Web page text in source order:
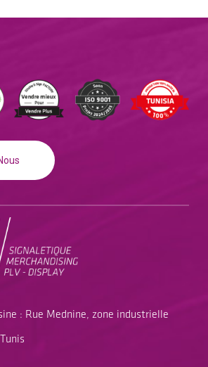
: Rue Mednine, zone industrielle